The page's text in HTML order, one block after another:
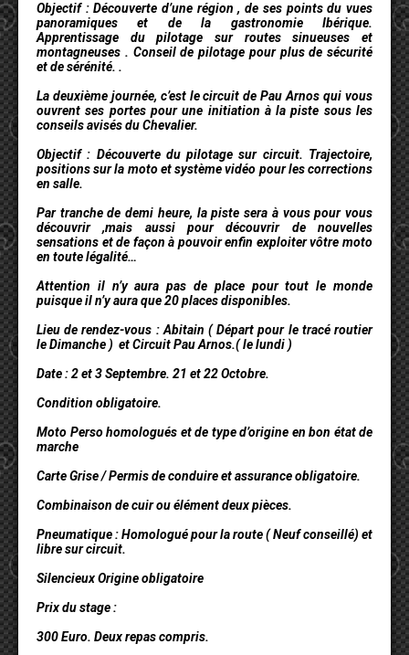
Objectif : Découverte d’une région , de ses points du vues
panoramiques et de la gastronomie Ibérique.
Apprentissage du pilotage sur routes sinueuses et
montagneuses . Conseil de pilotage pour plus de sécurité
et de sérénité. .
La deuxième journée, c’est le circuit de Pau Arnos qui vous
ouvrent ses portes pour une initiation à la piste sous les
conseils avisés du Chevalier.
Objectif : Découverte du pilotage sur circuit. Trajectoire,
positions sur la moto et système vidéo pour les corrections
en salle.
Par tranche de demi heure, la piste sera à vous pour vous
découvrir ,mais aussi pour découvrir de nouvelles
sensations et de façon à pouvoir enfin exploiter vôtre moto
en toute légalité…
Attention il n’y aura pas de place pour tout le monde
puisque il n’y aura que 20 places disponibles.
Lieu de rendez-vous : Abitain ( Départ pour le tracé routier
le Dimanche ) et Circuit Pau Arnos.( le lundi )
Date : 2 et 3 Septembre. 21 et 22 Octobre.
Condition obligatoire.
Moto Perso homologués et de type d’origine en bon état de
marche
Carte Grise / Permis de conduire et assurance obligatoire.
Combinaison de cuir ou élément deux pièces.
Pneumatique : Homologué pour la route ( Neuf conseillé) et
libre sur circuit.
Silencieux Origine obligatoire
Prix du stage :
300 Euro. Deux repas compris.